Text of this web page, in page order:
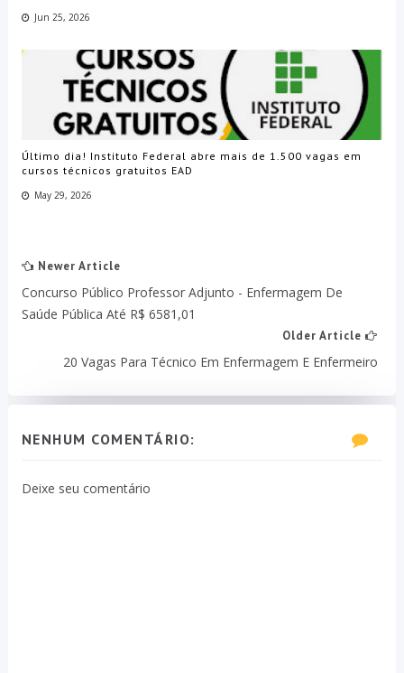
Jun 25, 2026
Último dia! Instituto Federal abre mais de 1.500 vagas em
cursos técnicos gratuitos EAD
May 29, 2026
Newer Article
Concurso Público Professor Adjunto - Enfermagem De
Saúde Pública Até R$ 6581,01
Older Article
20 Vagas Para Técnico Em Enfermagem E Enfermeiro
NENHUM COMENTÁRIO:
Deixe seu comentário